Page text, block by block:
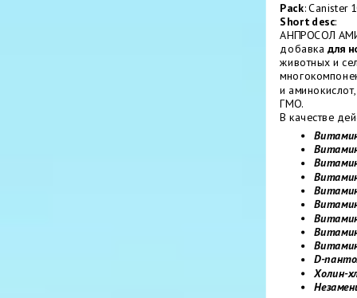
Pack: Canister
Short desc:
АНПРОСОЛ
добавка для
животных и
и
ГМО.
В качестве
D-
Холин-